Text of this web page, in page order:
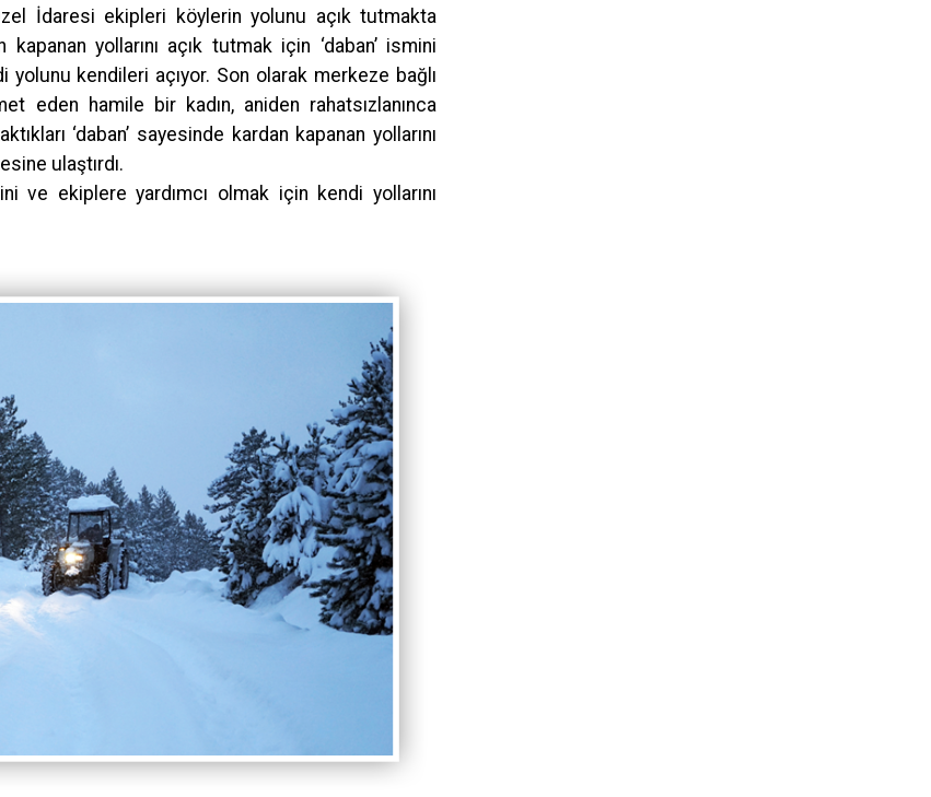
İdaresi ekipleri köylerin yolunu açık tutmakta
yollarını açık tutmak için ‘daban’ ismini
kendileri açıyor. Son olarak merkeze bağlı
eden hamile bir kadın, aniden rahatsızlanınca
‘daban’ sayesinde kardan kapanan yollarını
ulaştırdı.
ve ekiplere yardımcı olmak için kendi yollarını